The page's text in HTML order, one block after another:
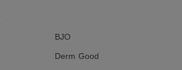
czas, a potem spłukać ciepłą wodą. Zaleca
BJO
Derm Good